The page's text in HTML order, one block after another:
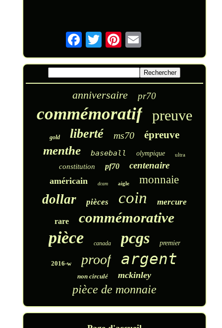
anniversaire pr70
commémoratif preuve
gold liberté ms70 épreuve
menthe baseball olympique ultra
constitution pf70 centenaire
américain dcam aigle monnaie
dollar pièces coin mercure
rare commémorative
pièce canada pcgs premier
2016-w proof argent
non circulé mckinley
pièce de monnaie